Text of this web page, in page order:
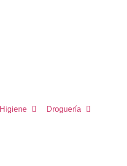
Higiene
Droguería